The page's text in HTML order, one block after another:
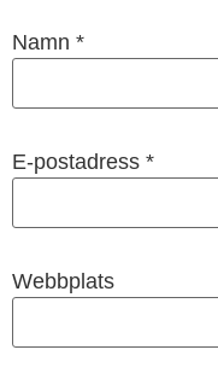
Namn *
E-postadress *
Webbplats